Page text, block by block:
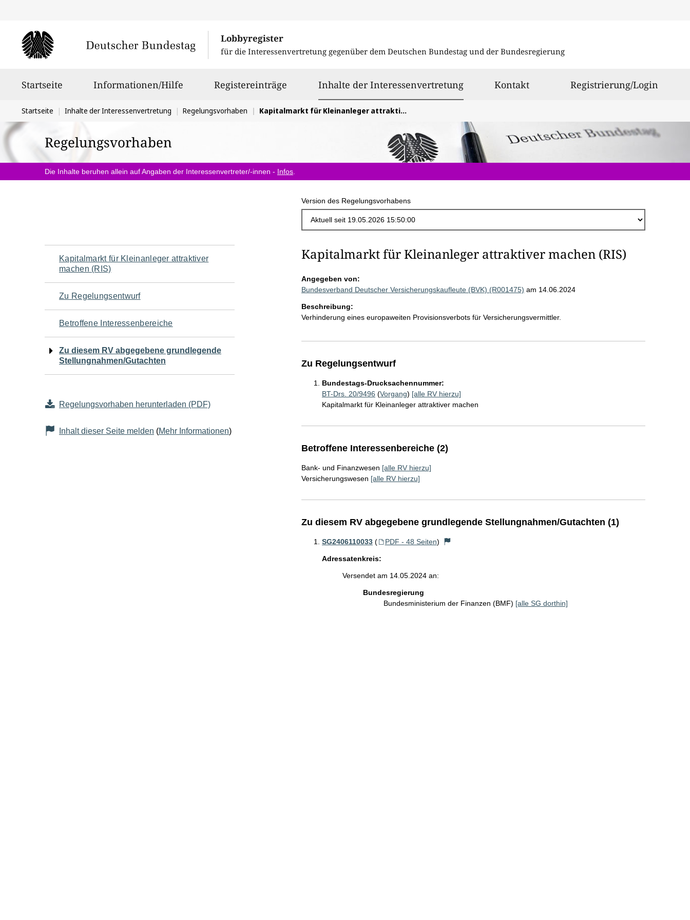
Lobbyregister
für die Interessenvertretung gegenüber dem Deutschen Bundestag und der Bundesregierung
Startseite Informationen/Hilfe Registereinträge Inhalte der Interessenvertretungausgewählt
Kontakt Registrierung/Login
Sie
befinden
sich
hier:
Startseite Inhalte der Interessenvertretung Regelungsvorhaben Kapitalmarkt für Kleinanleger attraktiver machen (RIS)
Regelungsvorhaben
Die Inhalte beruhen allein auf Angaben der Interessenvertreter/-innen - Infos
Version des Regelungsvorhabens
Navigation
für
den
Seiteninhalt
Kapitalmarkt für Kleinanleger attraktiver
machen (RIS)
Zu Regelungsentwurf
Betroffene Interessenbereiche
Zu diesem RV abgegebene grundlegende
Stellungnahmen/Gutachten
Regelungsvorhaben herunterladen (PDF)
Inhalt dieser Seite melden (Mehr Informationen)
Kapitalmarkt für Kleinanleger attraktiver machen (RIS)
Angegeben von:
Bundesverband Deutscher Versicherungskaufleute (BVK) (R001475) am 14.06.2024
Beschreibung:
Verhinderung eines europaweiten Provisionsverbots für Versicherungsvermittler.
Zu Regelungsentwurf
Bundestags-Drucksachennummer:
BT-Drs. 20/9496 (Vorgang) [alle RV hierzu]
Kapitalmarkt für Kleinanleger attraktiver machen
Betroffene Interessenbereiche (2)
Bank- und Finanzwesen [alle RV hierzu]
Versicherungswesen [alle RV hierzu]
Zu diesem RV abgegebene grundlegende Stellungnahmen/Gutachten (1)
SG2406110033 ( PDF - 48 Seiten)
Adressatenkreis:
Versendet am 14.05.2024 an:
Bundesregierung
Bundesministerium der Finanzen (BMF) [alle SG dorthin]